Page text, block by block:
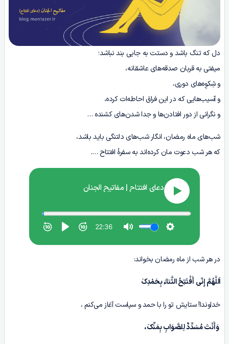
دل که تنگ باشد و دستت به جایی بند نباشد؛
میفتی به قربان صدقه‌های عاشقانه،
و شِکوِه‌های دوری،
و آسیب‌هایی که در این فراق احاطه‌ات کرده،
و نگرانی از دور افتادن‌ها و جدا شدن‌های کشنده …
شب‌های ماه رمضان، انگار شب‌های دلتنگی باید باشد،
که هر شب دعوت مان کرده‌اند به سفرۀ افتتاح ….
در هر شب از ماه رمضان بخواند:
اَللّٰهُمَّ إِنّی أَفْتَتِحُ الثَّناءَ بِحَمْدِکَ
خداوندا! ستایش تو را با حمد و سپاست آغاز می‌کنم ،
وَأَنْتَ مُسَدِّدٌ لِلصَّوَابِ بِمَنِّکَ،